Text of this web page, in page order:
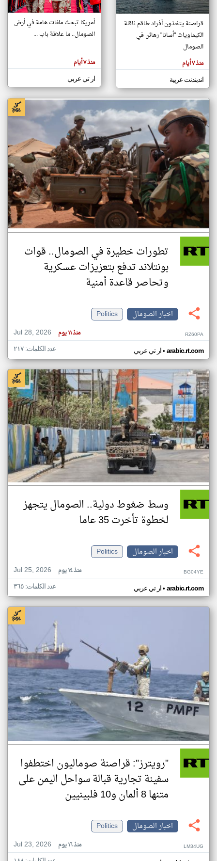
تغيير الدولة
اخبار الصومال على مدار الساعة
أهم اخبار الصومال العاجلة والمباشرة
المقالات
هنا عن
وجهة
كاتبيها.
قراصنة يتخذون أفراد طاقم ناقلة
الكيماويات "أسانا" رهائن في
الصومال
منذ ٧ أيام
اندبندنت عربية
أمريكا تبحث ملفات هامة في أرض
الصومال.. ما علاقة باب ...
منذ ٧ أيام
ار تي عربي
تطورات خطيرة في الصومال.. قوات
بونتلاند تدفع بتعزيزات عسكرية
وتحاصر قاعدة أمنية
اخبار الصومال
Politics
Jul 28, 2026
منذ ١١ يوم RZ60PA
ار تي عربي• arabic.rt.com عدد الكلمات: ٢١٧
وسط ضغوط دولية.. الصومال يتجهز
لخطوة تأخرت 35 عاما
اخبار الصومال
Politics
Jul 25, 2026
منذ ١٤ يوم BG04YE
ار تي عربي• arabic.rt.com عدد الكلمات: ٣٦٥
"رويترز": قراصنة صوماليون اختطفوا
سفينة تجارية قبالة سواحل اليمن على
متنها 8 ألمان و10 فلبينيين
اخبار الصومال
Politics
Jul 23, 2026
منذ ١٦ يوم LM34UG
klyoum.com